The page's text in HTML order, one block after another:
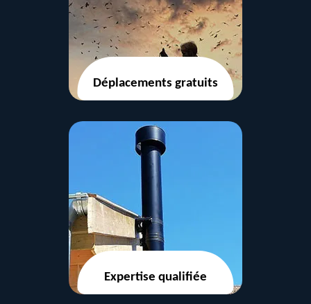
Déplacements gratuits
Expertise qualifiée